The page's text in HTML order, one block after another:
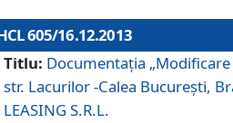
605/16.12.2013
Titlu: Documentaţia
str. Lacurilor -Calea Bucureşti,
LEASING S.R.L.